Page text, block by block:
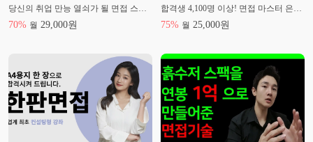
70% 월 29,000원 75% 월 25,000원